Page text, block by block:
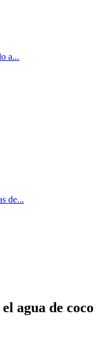
a...
de...
agua de coco